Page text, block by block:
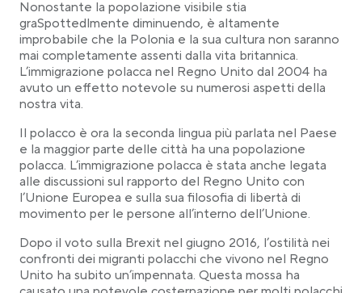
Nonostante la popolazione visibile stia
graSpottedlmente diminuendo, è altamente
improbabile che la Polonia e la sua cultura non saranno
mai completamente assenti dalla vita britannica.
L’immigrazione polacca nel Regno Unito dal 2004 ha
avuto un effetto notevole su numerosi aspetti della
nostra vita.
Il polacco è ora la seconda lingua più parlata nel Paese
e la maggior parte delle città ha una popolazione
polacca. L’immigrazione polacca è stata anche legata
alle discussioni sul rapporto del Regno Unito con
l’Unione Europea e sulla sua filosofia di libertà di
movimento per le persone all’interno dell’Unione.
Dopo il voto sulla Brexit nel giugno 2016, l’ostilità nei
confronti dei migranti polacchi che vivono nel Regno
Unito ha subito un’impennata. Questa mossa ha